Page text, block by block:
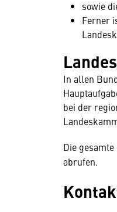
sowie
Ferner
In allen
bei der
Die
abrufen.